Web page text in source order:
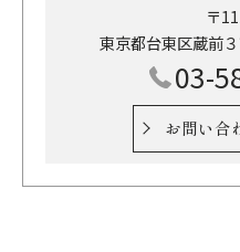
〒
東京都台東区蔵前
03-
お問い合